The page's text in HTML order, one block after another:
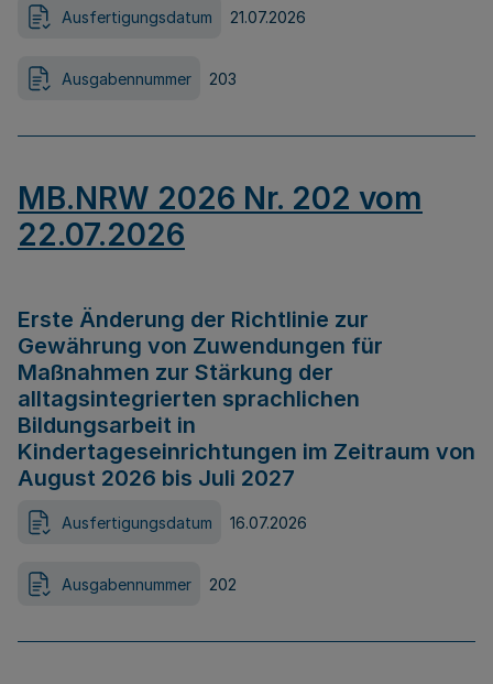
Ausfertigungsdatum 21.07.2026
Ausgabennummer 203
MB.NRW 2026 Nr. 202 vom
22.07.2026
Erste Änderung der Richtlinie zur
Gewährung von Zuwendungen für
Maßnahmen zur Stärkung der
alltagsintegrierten sprachlichen
Bildungsarbeit in
Kindertageseinrichtungen im Zeitraum von
August 2026 bis Juli 2027
Ausfertigungsdatum 16.07.2026
Ausgabennummer 202